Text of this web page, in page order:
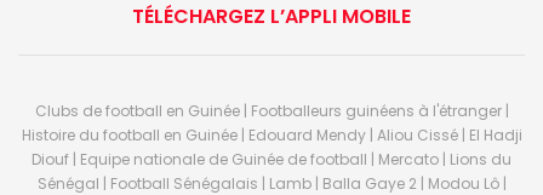
TÉLÉCHARGEZ L’APPLI MOBILE
Clubs de football en Guinée | Footballeurs guinéens à l'étranger |
Histoire du football en Guinée | Edouard Mendy | Aliou Cissé | El Hadji
Diouf | Equipe nationale de Guinée de football | Mercato | Lions du
Sénégal | Football Sénégalais | Lamb | Balla Gaye 2 | Modou Lô |